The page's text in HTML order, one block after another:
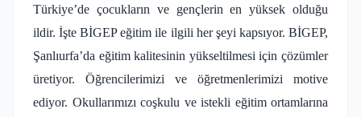
Türkiye’de çocukların ve gençlerin en yüksek olduğu
ildir. İşte BİGEP eğitim ile ilgili her şeyi kapsıyor. BİGEP,
Şanlıurfa’da eğitim kalitesinin yükseltilmesi için çözümler
üretiyor. Öğrencilerimizi ve öğretmenlerimizi motive
ediyor. Okullarımızı coşkulu ve istekli eğitim ortamlarına